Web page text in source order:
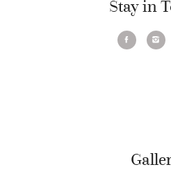
Stay in